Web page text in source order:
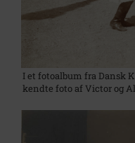
I et fotoalbum fra Dansk
kendte foto af Victor og